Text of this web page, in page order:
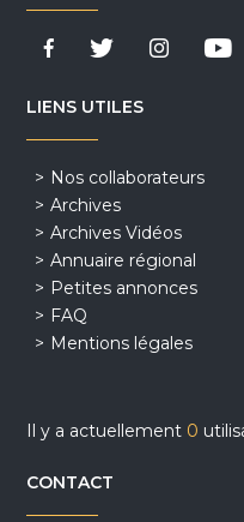
LIENS UTILES
Nos collaborateurs
Archives
Archives Vidéos
Annuaire régional
Petites annonces
FAQ
Mentions légales
Il y a actuellement 0
CONTACT